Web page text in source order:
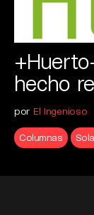
hecho
por El Ingenioso
Columnas